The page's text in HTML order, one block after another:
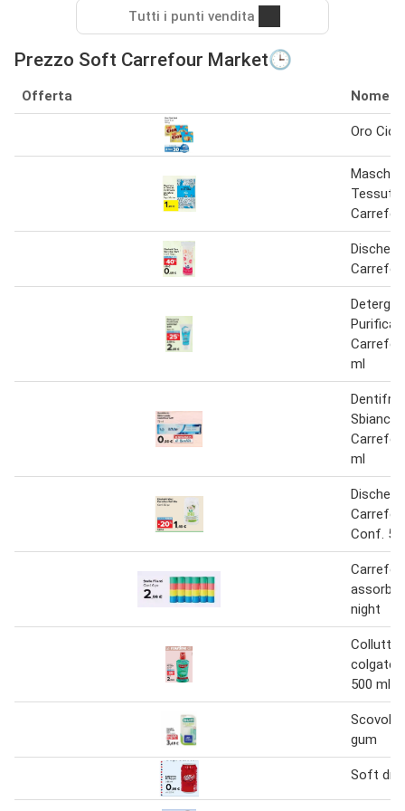
Tutti i punti vendita
Prezzo Soft Carrefour Market🕒
Offerta Nome
Oro
Tessuto
ml
ml
Conf.
night
colgate
500 ml
gum
Soft